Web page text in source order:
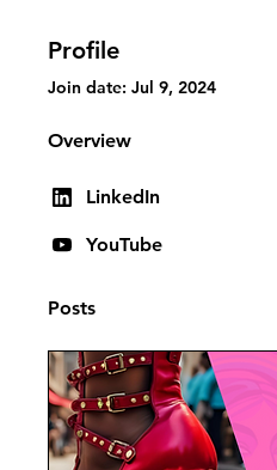
Profile
Join date: Jul 9, 2024
Overview
LinkedIn
YouTube
Posts